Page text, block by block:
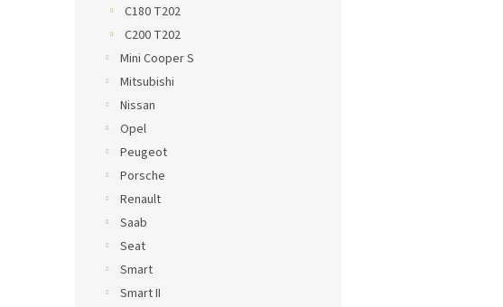
C180 T202
C200 T202
Mini Cooper S
Mitsubishi
Nissan
Opel
Peugeot
Porsche
Renault
Saab
Seat
Smart
Smart II